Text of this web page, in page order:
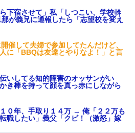
下宿させて」私「しつこい、学校斡
が義兄に通報したら「志望校を変え
催して夫婦で参加してたんだけど、
に「BBQは友達とやりなよ！」と言
いしてる知的障害のオッサンがい
き棒を持って顔を真っ赤にしながら
０年、手取り１４万 → 俺「２２万も
職したい」義父「クビ！（激怒」嫁